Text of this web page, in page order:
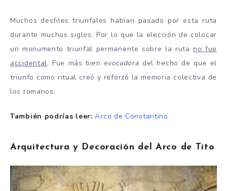
Muchos desfiles triunfales habían pasado por esta ruta
durante muchos siglos. Por lo que la elección de colocar
un monumento triunfal permanente sobre la rutano fue
accidental. Fue más bienevocadora del hecho de que el
triunfo como ritual creó y reforzó la memoria colectiva de
los romanos.
También podrías leer:Arco de Constantino
Arquitectura y Decoración del Arco de Tito